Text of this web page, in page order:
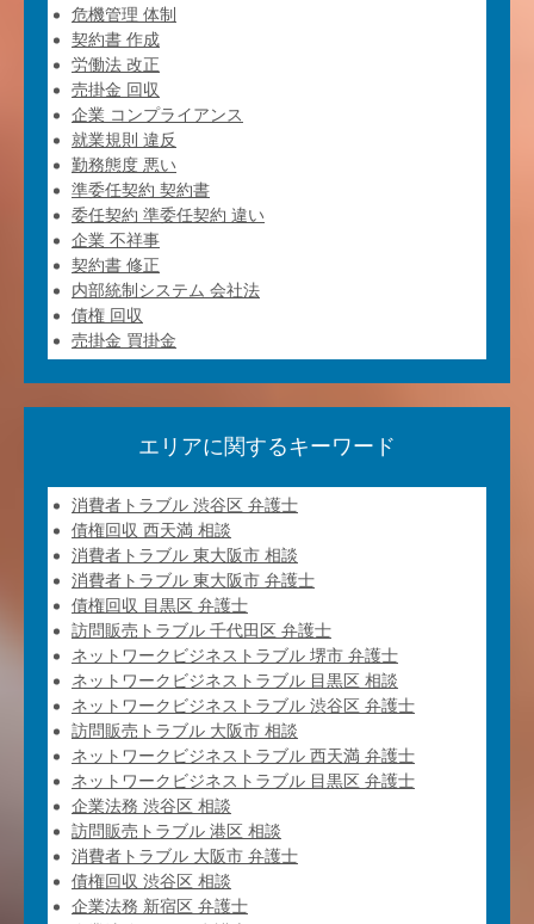
危機管理 体制
契約書 作成
労働法 改正
売掛金 回収
企業 コンプライアンス
就業規則 違反
勤務態度 悪い
準委任契約 契約書
委任契約 準委任契約 違い
企業 不祥事
契約書 修正
内部統制システム 会社法
債権 回収
売掛金 買掛金
エリアに関するキーワード
消費者トラブル 渋谷区 弁護士
債権回収 西天満 相談
消費者トラブル 東大阪市 相談
消費者トラブル 東大阪市 弁護士
債権回収 目黒区 弁護士
訪問販売トラブル 千代田区 弁護士
ネットワークビジネストラブル 堺市 弁護士
ネットワークビジネストラブル 目黒区 相談
ネットワークビジネストラブル 渋谷区 弁護士
訪問販売トラブル 大阪市 相談
ネットワークビジネストラブル 西天満 弁護士
ネットワークビジネストラブル 目黒区 弁護士
企業法務 渋谷区 相談
訪問販売トラブル 港区 相談
消費者トラブル 大阪市 弁護士
債権回収 渋谷区 相談
企業法務 新宿区 弁護士